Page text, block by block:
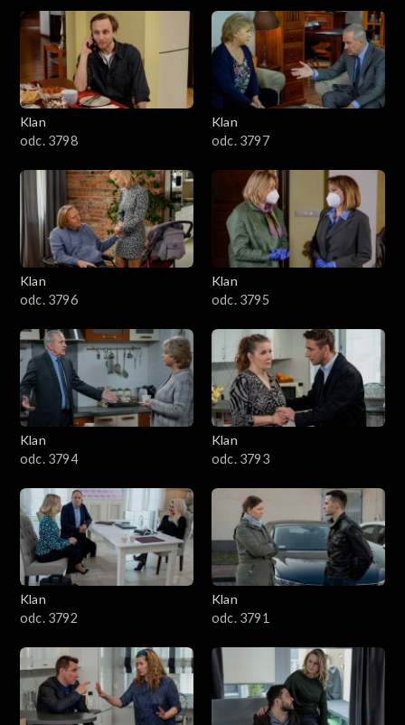
4301–4400
4201–4300
4101–4200
3901–4000
3801–3900
3701–3800
3601–3700
3501–3600
3401–3500
3201–3300
3101–3200
3001–3100
2901–3000
2801–2900
Klan
odc. 3798
Klan
odc. 3797
Klan
odc. 3796
Klan
odc. 3795
Klan
odc. 3794
Klan
odc. 3793
Klan
odc. 3792
Klan
odc. 3791